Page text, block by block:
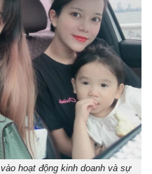
hoạt động kinh doanh và sự